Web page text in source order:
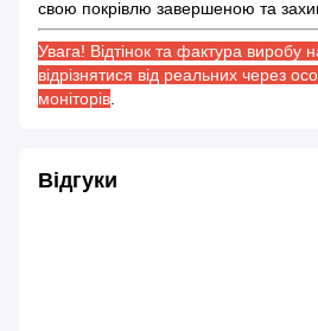
свою покрівлю завершеною та
Увага! Відтінок та фактура виробу
відрізнятися від реальних через
моніторів
Відгуки